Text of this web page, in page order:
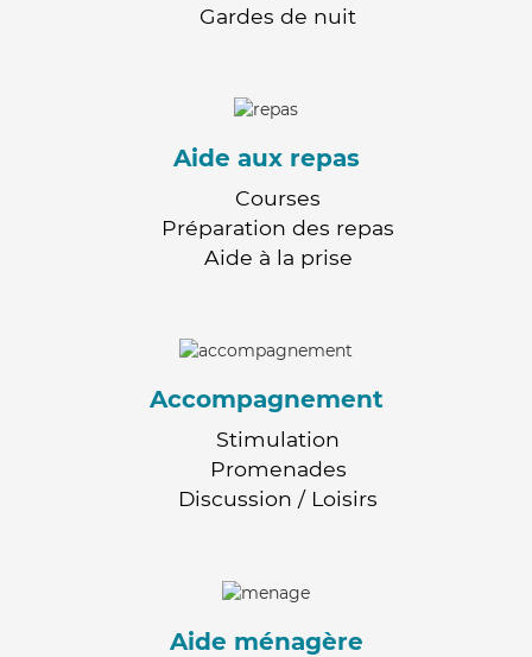
Gardes de nuit
Aide aux repas
Courses
Préparation des repas
Aide à la prise
Accompagnement
Stimulation
Promenades
Discussion / Loisirs
Aide ménagère